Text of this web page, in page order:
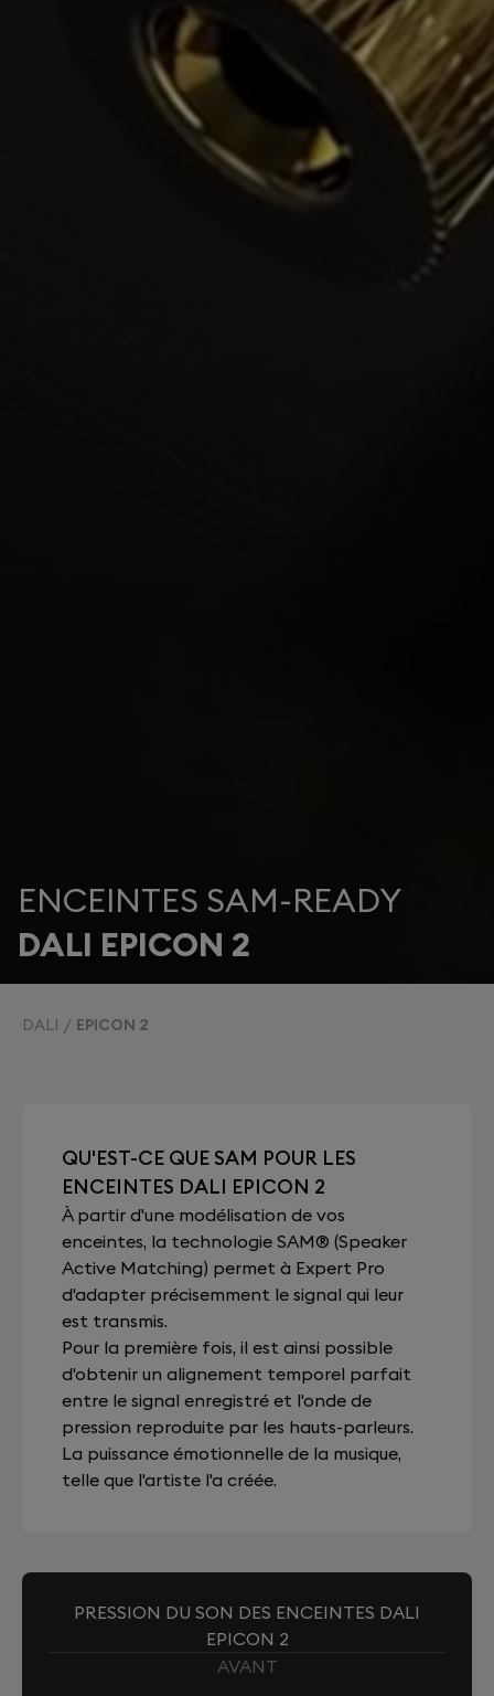
ENCEINTES SAM-READY
DALI EPICON 2
DALI EPICON 2
QU'EST-CE QUE SAM POUR LES
ENCEINTES DALI EPICON 2
À partir d'une modélisation de vos
enceintes, la technologie SAM® (Speaker
Active Matching) permet à Expert Pro
d'adapter précisemment le signal qui leur
est transmis.
Pour la première fois, il est ainsi possible
d'obtenir un alignement temporel parfait
entre le signal enregistré et l'onde de
pression reproduite par les hauts-parleurs.
La puissance émotionnelle de la musique,
telle que l'artiste l'a créée.
PRESSION DU SON DES ENCEINTES DALI
EPICON 2
AVANT